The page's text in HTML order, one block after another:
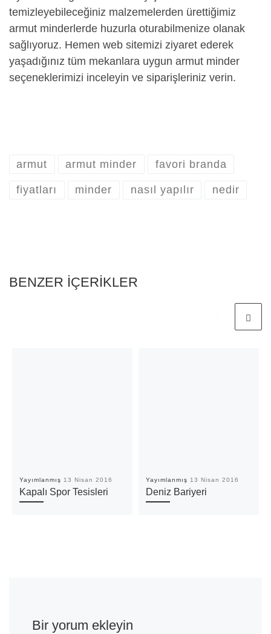
temizleyebileceğiniz malzemelerden ürettiğimiz
armut minderlerde huzurla oturabilmenize olanak
sağlıyoruz. Hemen web sitemizi ziyaret ederek
yaşadığınız tüm mekanlara uygun armut minder
seçeneklerimizi inceleyin ve siparişleriniz verin.
armut armut minder favori branda
fiyatları minder nasıl yapılır nedir
BENZER IÇERIKLER
Yayımlanmış 13 Nisan 2016
Kapalı Spor Tesisleri
Yayımlanmış 13 Nisan 2016
Deniz Bariyeri
Bir yorum ekleyin